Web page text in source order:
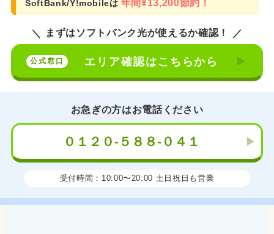
SoftBank/Y!mobileは 年間¥13,200節約！
まずはソフトバンク光が使えるか確認！
エリア確認はこちらから
お急ぎの方はお電話ください
０１２０-５８８-０４１
受付時間：10:00〜20:00 土日祝日も営業